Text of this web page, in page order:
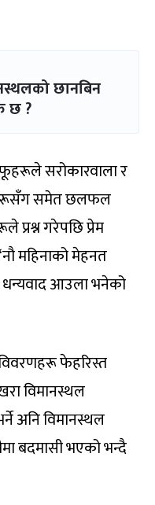
छानबिन
छ ?
सरोकारवाला र
समेत छलफल
गरेपछि प्रेम
महिनाको मेहनत
धन्यवाद आउला भनेको
फेहरिस्त
विमानस्थल
अनि विमानस्थल
बदमासी भएको भन्दै